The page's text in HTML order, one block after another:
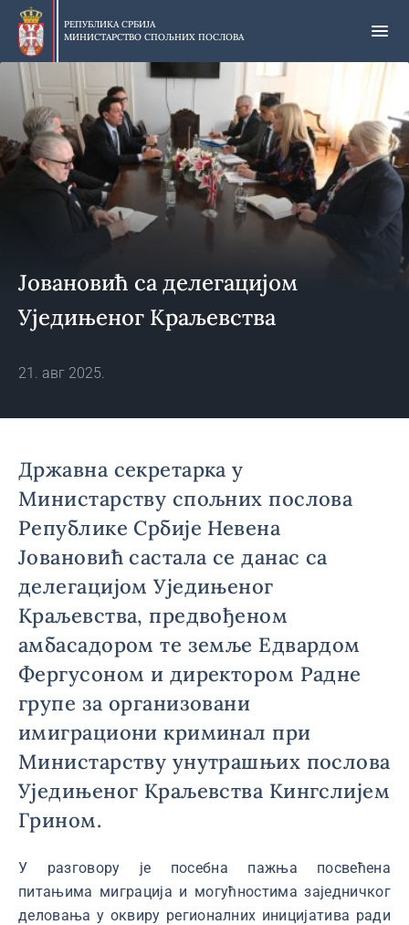
Прескочи
главни
део
садржаја
РЕПУБЛИКА СРБИЈА
МИНИСТАРСТВО СПОЉНИХ ПОСЛОВА
Јовановић са делегацијом
Уједињеног Краљевства
21. авг 2025.
Државна секретарка у
Министарству спољних послова
Републике Србије Невена
Јовановић састала се данас са
делегацијом Уједињеног
Краљевства, предвођеном
амбасадором те земље Едвардом
Фергусоном и директором Радне
групе за организовани
имиграциони криминал при
Министарству унутрашњих послова
Уједињеног Краљевства Кингслијем
Грином.
У разговору је посебна пажња посвећена
питањима миграција и могућностима заједничког
деловања у оквиру регионалних иницијатива ради